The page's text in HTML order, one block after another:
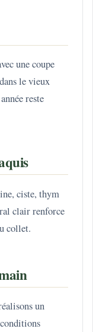
une coupe
le vieux
reste
ciste, thym
clair renforce
collet.
un